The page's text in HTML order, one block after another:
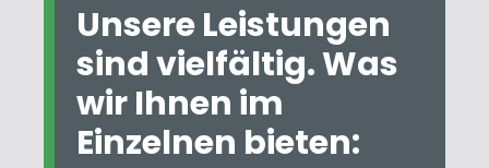
Unsere Leistungen
sind vielfältig. Was
wir Ihnen im
Einzelnen bieten: